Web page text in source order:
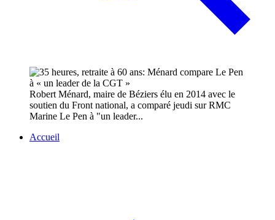
Robert Ménard, maire de Béziers élu en 2014 avec le
soutien du Front national, a comparé jeudi sur RMC
Marine Le Pen à "un leader...
Accueil